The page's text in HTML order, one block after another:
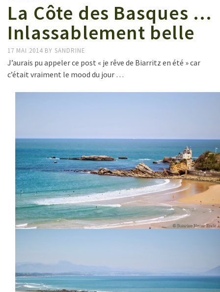
La Côte des Basques …
Inlassablement belle
17 MAI 2014 BY SANDRINE
J’aurais pu appeler ce post « je rêve de Biarritz en été » car
c’était vraiment le mood du jour …